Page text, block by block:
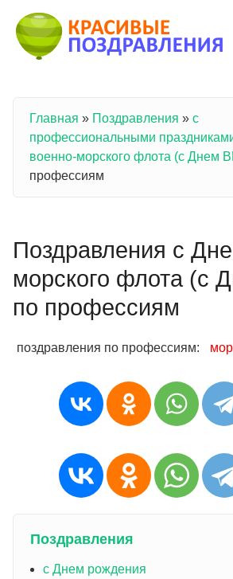
Вы здесь
Главная » Поздравления » с
профессиональными
военно-морского флота (с Днем
профессиям
Поздравления с
морского флота (с
по профессиям
поздравления по профессиям:
Поздравления
с Днем рождения